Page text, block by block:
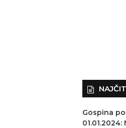
Gospina
01.01.2024: